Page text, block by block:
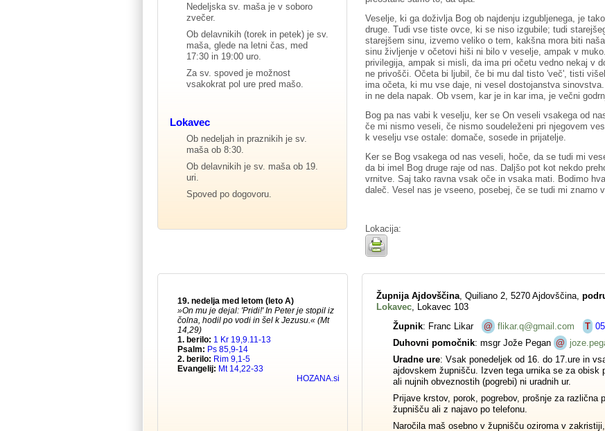
Veselje, ki ga doživlja Bog ob najdenju izgubljenega, je
druge. Tudi vse tiste ovce, ki se niso izgubile; tudi
starejšem sinu, izvemo veliko o tem, kakšna mora biti
sinu življenje v očetovi hiši ni bilo v veselje, ampak v
privilegija, ampak si misli, da ima pri očetu vedno nekaj v
ne privošči. Očeta bi ljubil, če bi mu dal tisto 'več', tisti
ima očeta, ki mu vse daje, ni vesel dostojanstva
in ne dela napak. Ob vsem, kar je in kar ima, je večni
Bog pa nas vabi k veselju, ker se On veseli vsakega od
če mi nismo veseli, če nismo soudeleženi pri njegovem
k veselju vse ostale: domače, sosede in prijatelje.
Ker se Bog vsakega od nas veseli, hoče, da se tudi mi
da bi imel Bog druge raje od nas. Daljšo pot kot nekdo
vrnitve. Saj tako ravna vsak oče in vsaka mati. Bodimo
daleč. Vesel nas je vseeno, posebej, če se tudi mi znamo
Lokacija:
Nedeljska sv. maša je v soboro
zvečer.
Ob delavnikih (torek in petek) je sv.
maša, glede na letni čas, med
17:30 in 19:00 uro.
Za sv. spoved je možnost
vsakokrat pol ure pred mašo.
Lokavec
Ob nedeljah in praznikih je sv.
maša ob 8:30.
Ob delavnikih je sv. maša ob 19.
uri.
Spoved po dogovoru.
Župnija Ajdovščina , Quiliano 2, 5270 Ajdovščina,
Lokavec , Lokavec 103
Župnik: Franc Likar @ flikar.q@gmail.com T
Duhovni pomočnik: msgr Jože Pegan @
Uradne ure: Vsak ponedeljek od 16. do 17.ure in
ajdovskem župnišču. Izven tega urnika se za obisk
ali nujnih obveznostih (pogrebi) ni uradnih ur.
Prijave krstov, porok, pogrebov, prošnje za različna
župnišču ali z najavo po telefonu.
Naročila maš osebno v župnišču oziroma v zakristiji,